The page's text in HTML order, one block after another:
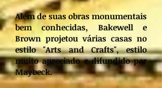
Além de suas obras monumentais
bem conhecidas, Bakewell e
Brown projetou várias casas no
estilo "Arts and Crafts", estilo
muito apreciado e difundido por
Maybeck.